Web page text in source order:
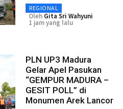
REGIONAL
Oleh Gita Sri Wahyuni
1 jam yang lalu
PLN UP3 Madura
Gelar Apel Pasukan
“GEMPUR MADURA –
GESIT POLL” di
Monumen Arek Lancor